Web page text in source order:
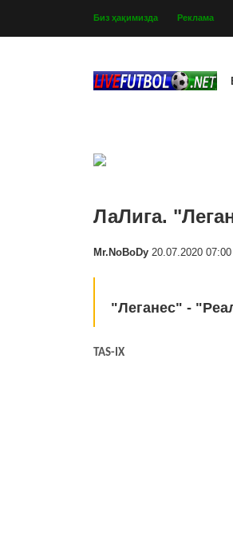
Биз ҳақимизда Реклама
ЛаЛига.
Mr.NoBoDy 20.07.2020 07:00
"Леганес" -
TAS-IX